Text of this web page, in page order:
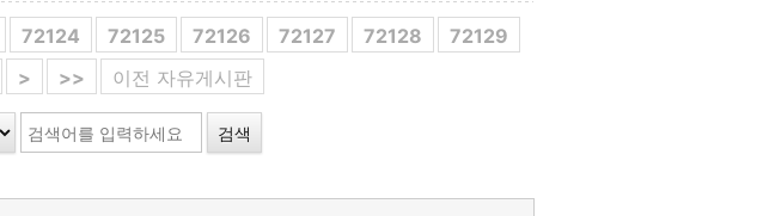
72124 72125 72126 72127 72128
72129
> >> 이전 자유게시판